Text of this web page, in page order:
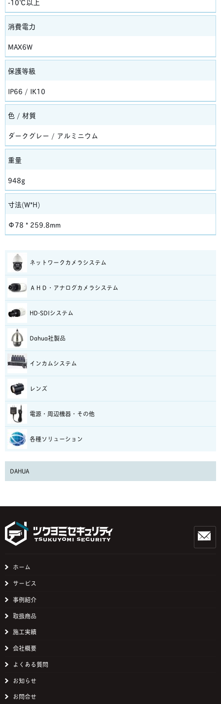
消費電力
MAX6W
保護等級
IP66 / IK10
色 / 材質
ダークグレー / アルミニウム
重量
948g
寸法(W*H)
Φ78 * 259.8mm
ネットワークカメラシステム
ＡＨＤ・アナログカメラシステム
HD-SDIシステム
Dahua社製品
インカムシステム
レンズ
電源・周辺機器・その他
各種ソリューション
DAHUA
ホーム
サービス
事例紹介
取扱商品
施工実績
会社概要
よくある質問
お知らせ
お問合せ